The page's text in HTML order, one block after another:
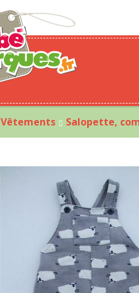
Vêtements Salopette,